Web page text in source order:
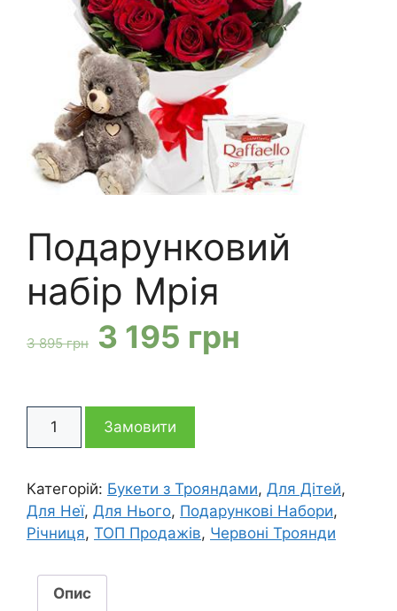
Подарунковий
набір Мрія
3 895грн
Оригінальна
3
895 грн
3 195 грн
195 грн
набір
кількість
Замовити
Категорій: Букети з Трояндами, Для Дітей,
Для Неї, Для Нього, Подарункові Набори,
Річниця, ТОП Продажів, Червоні Троянди
Опис